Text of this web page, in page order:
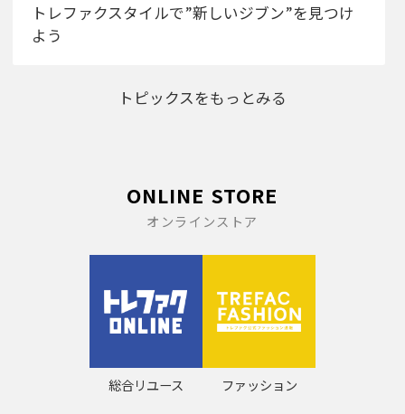
トレファクスタイルで”新しいジブン”を見つけ
よう
トピックスをもっとみる
ONLINE STORE
オンラインストア
総合リユース ファッション